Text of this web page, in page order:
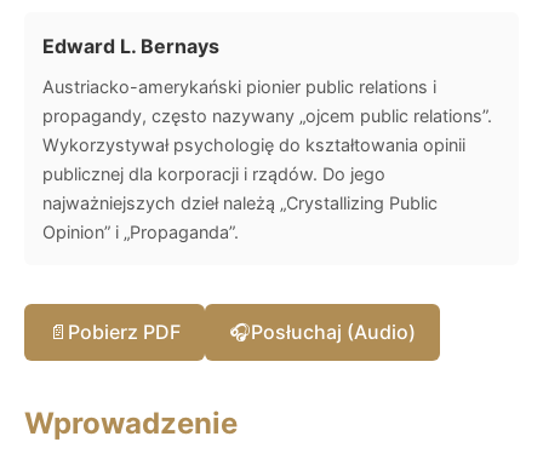
Edward L. Bernays
Austriacko-amerykański pionier public relations i
propagandy, często nazywany „ojcem public relations”.
Wykorzystywał psychologię do kształtowania opinii
publicznej dla korporacji i rządów. Do jego
najważniejszych dzieł należą „Crystallizing Public
Opinion” i „Propaganda”.
📄 Pobierz PDF 🎧Posłuchaj (Audio)
Wprowadzenie